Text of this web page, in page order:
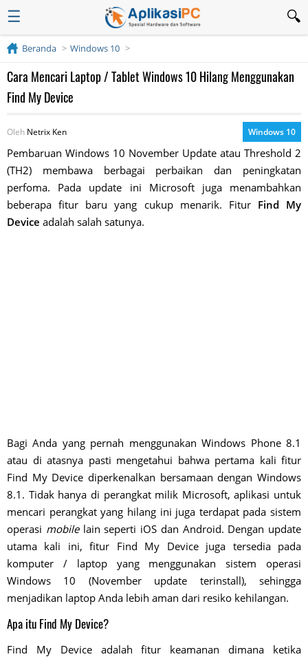
☰
Beranda Windows 10
Cara Mencari Laptop / Tablet Windows 10 Hilang Menggunakan
Find My Device
Oleh Netrix Ken Windows 10
Pembaruan Windows 10 November Update atau Threshold 2
(TH2) membawa berbagai perbaikan dan peningkatan
perfoma. Pada update ini Microsoft juga menambahkan
beberapa fitur baru yang cukup menarik. Fitur Find My
Device adalah salah satunya.
Bagi Anda yang pernah menggunakan Windows Phone 8.1
atau di atasnya pasti mengetahui bahwa pertama kali fitur
Find My Device diperkenalkan bersamaan dengan Windows
8.1. Tidak hanya di perangkat milik Microsoft, aplikasi untuk
mencari perangkat yang hilang ini juga terdapat pada sistem
operasi mobilelain seperti iOS dan Android. Dengan update
utama kali ini, fitur Find My Device juga tersedia pada
komputer / laptop yang menggunakan sistem operasi
Windows 10 (November update terinstall), sehingga
menjadikan laptop Anda lebih aman dari resiko kehilangan.
Apa itu Find My Device?
Find My Device adalah fitur keamanan dimana ketika